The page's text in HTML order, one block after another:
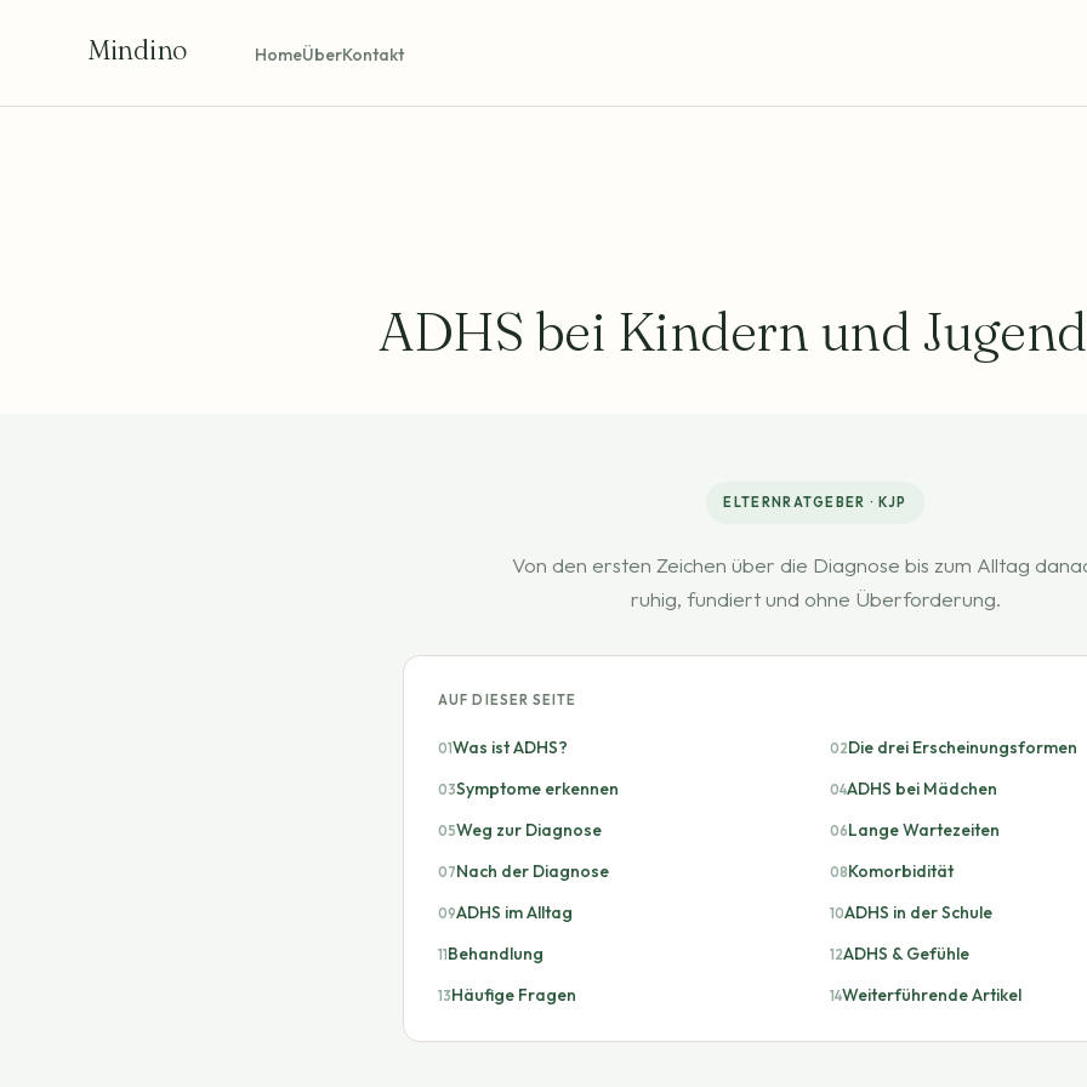
Mindino HomeÜberKontakt
ADHS bei Kindern und
ELTERNRATGEBER · KJP
Von den ersten Zeichen über die Diagnose bis zum Alltag
ruhig, fundiert und ohne Überforderung.
AUF DIESER SEITE
Was ist ADHS?
Die drei Erscheinungsformen
Symptome erkennen
ADHS bei Mädchen
Weg zur Diagnose
Lange Wartezeiten
Nach der Diagnose
Komorbidität
ADHS im Alltag
ADHS in der Schule
Behandlung
ADHS & Gefühle
Häufige Fragen
Weiterführende Artikel